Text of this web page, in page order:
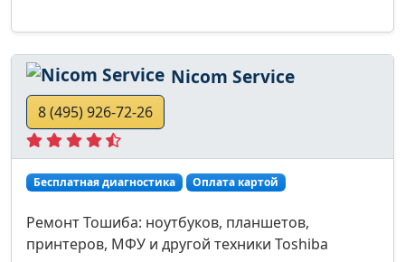
Nicom Service
8 (495) 926-72-26
Бесплатная диагностика Оплата картой
Ремонт Тошиба: ноутбуков, планшетов,
принтеров, МФУ и другой техники Toshiba